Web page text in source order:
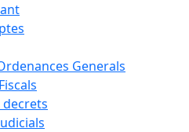
Generals
decrets